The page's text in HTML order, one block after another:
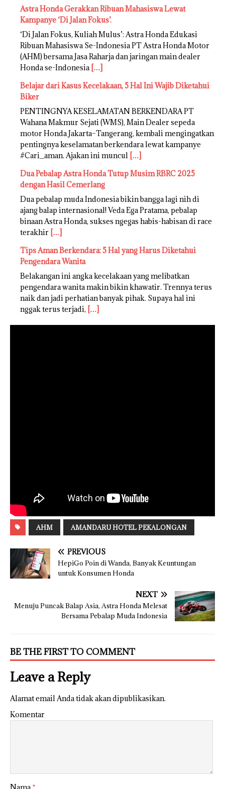
Astra Honda Gerakkan Ribuan Mahasiswa Lewat
Kampanye ‘Di Jalan Fokus’.
‘Di Jalan Fokus, Kuliah Mulus’: Astra Honda Edukasi
Ribuan Mahasiswa Se-Indonesia PT Astra Honda Motor
(AHM) bersama Jasa Raharja dan jaringan main dealer
Honda se-Indonesia […]
Belajar dari Kasus Kecelakaan, 5 Hal Ini Wajib Diketahui
Biker
PENTINGNYA KESELAMATAN BERKENDARA PT
Wahana Makmur Sejati (WMS), Main Dealer sepeda
motor Honda Jakarta–Tangerang, kembali mengingatkan
pentingnya keselamatan berkendara lewat kampanye
#Cari_aman. Ajakan ini muncul […]
Dua Pebalap Astra Honda Tutup Musim RBRC 2025
dengan Hasil Cemerlang
Dua pebalap muda Indonesia bikin bangga lagi nih di
ajang balap internasional! Veda Ega Pratama, pebalap
binaan Astra Honda, sukses ngegas habis-habisan di race
terakhir […]
Tips Aman Berkendara: 5 Hal yang Harus Diketahui
Pengendara Wanita
Belakangan ini angka kecelakaan yang melibatkan
pengendara wanita makin bikin khawatir. Trennya terus
naik dan jadi perhatian banyak pihak. Supaya hal ini
nggak terus terjadi, […]
AHM AMANDARU HOTEL PEKALONGAN
PREVIOUS
HepiGo Poin di Wanda, Banyak Keuntungan
untuk Konsumen Honda
NEXT
Menuju Puncak Balap Asia, Astra Honda Melesat
Bersama Pebalap Muda Indonesia
BE THE FIRST TO COMMENT
Leave a Reply
Alamat email Anda tidak akan dipublikasikan.
Komentar